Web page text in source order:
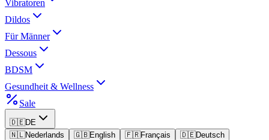
Vibratoren
Dildos
Für Männer
Dessous
BDSM
Gesundheit & Wellness
Sale
🇩🇪DE
🇳🇱Nederlands 🇬🇧English 🇫🇷Français 🇩🇪Deutsch